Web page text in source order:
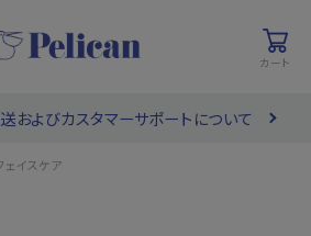
カート
およびカスタマーサポートについて
ェイスケア